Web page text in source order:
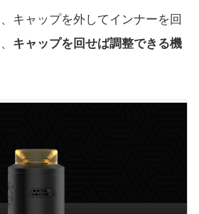
キャップを外してインナーを回
キャップを回せば調整できる機